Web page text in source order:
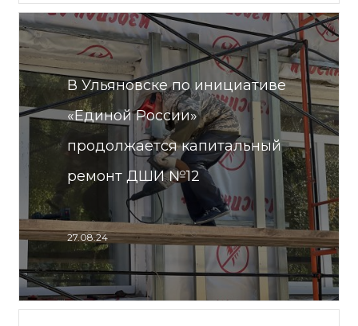
В Ульяновске по инициативе
«Единой России»
продолжается капитальный
ремонт ДШИ №12
27.08.24